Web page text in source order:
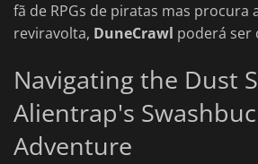
fã de RPGs de piratas mas procura
reviravolta, DuneCrawl poderá ser
Navigating the Dust
Alientrap's
Adventure